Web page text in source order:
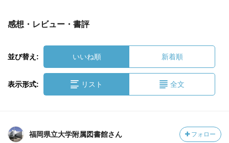
感想・レビュー・書評
並び替え: いいね順 新着順
表示形式: リスト 全文
福岡県立大学附属図書館さん フォロー